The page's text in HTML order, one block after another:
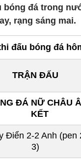
bóng đá trong
rạng sáng mai.
đấu bóng đá
TRẬN ĐẤU
ĐÁ NỮ CHÂU
KẾT
Điển 2-2 Anh (pen
3)